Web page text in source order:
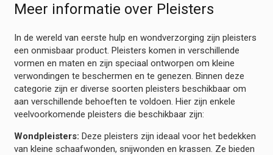
Meer informatie over Pleisters
In de wereld van eerste hulp en wondverzorging zijn pleisters
een onmisbaar product. Pleisters komen in verschillende
vormen en maten en zijn speciaal ontworpen om kleine
verwondingen te beschermen en te genezen. Binnen deze
categorie zijn er diverse soorten pleisters beschikbaar om
aan verschillende behoeften te voldoen. Hier zijn enkele
veelvoorkomende pleisters die beschikbaar zijn:
Wondpleisters: Deze pleisters zijn ideaal voor het bedekken
van kleine schaafwonden, snijwonden en krassen. Ze bieden